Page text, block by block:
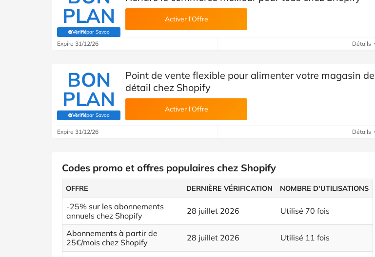
PLAN
Vérifiépar Savoo
(Vérifié par Savoo)
Activer l’Offre
Expire 31/12/26 Détails
BON
PLAN
Vérifiépar Savoo
(Vérifié par Savoo)
Point de vente flexible pour alimenter votre magasin de
détail chez Shopify
Activer l’Offre
Expire 31/12/26 Détails
Codes promo et offres populaires chez Shopify
OFFRE DERNIÈRE VÉRIFICATION NOMBRE D'UTILISATIONS
-25% sur les abonnements
annuels chez Shopify
28 juillet 2026 Utilisé 70 fois
Abonnements à partir de
25€/mois chez Shopify
28 juillet 2026 Utilisé 11 fois